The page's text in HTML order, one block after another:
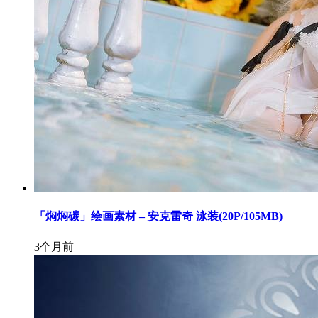
「焖焖碳」绘画素材 – 安克雷奇 泳装(20P/105MB)
3个月前